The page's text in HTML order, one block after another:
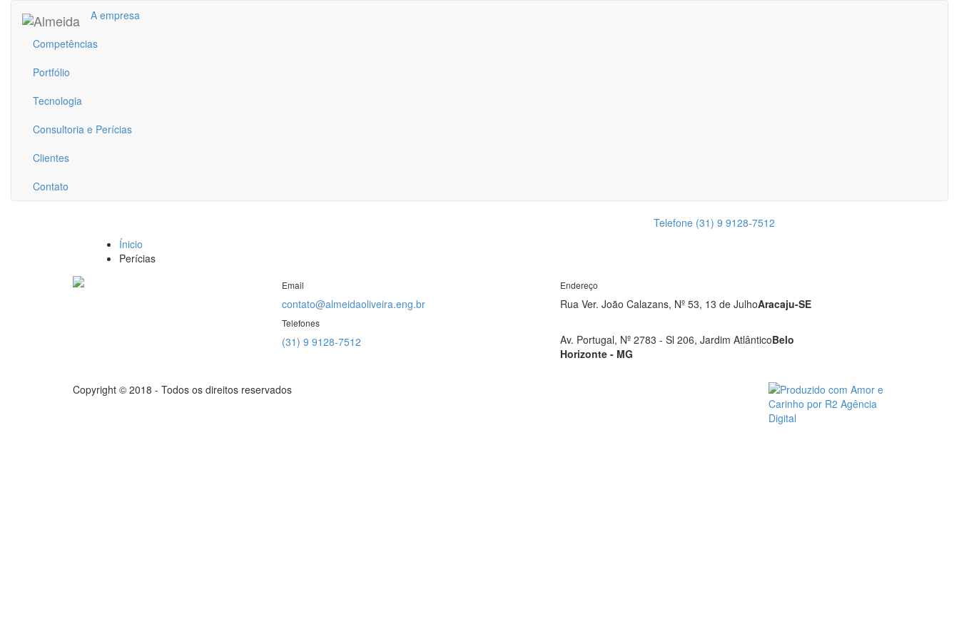
A empresa
Competências
Portfólio
Tecnologia
Consultoria e Perícias
Clientes
Contato
Telefone (31) 9 9128-7512
Ínicio
Perícias
Email
contato@almeidaoliveira.eng.br
Telefones
(31) 9 9128-7512
Endereço
Rua Ver. João Calazans, Nº 53, 13 de JulhoAracaju-SE
Av. Portugal, Nº 2783 - Sl 206, Jardim AtlânticoBelo
Horizonte - MG
Copyright © 2018 - Todos os direitos reservados